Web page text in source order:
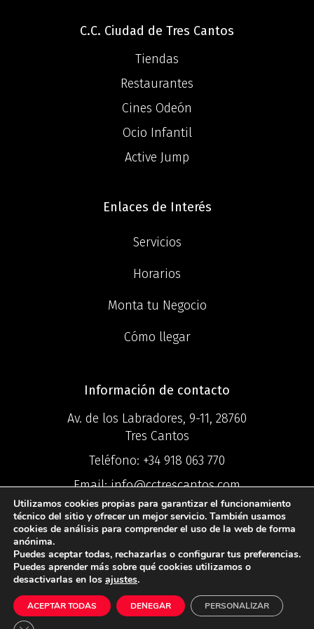
C.C. Ciudad de Tres Cantos
Tiendas
Restaurantes
Cines Odeón
Ocio Infantil
Active Jump
Enlaces de Interés
Servicios
Horarios
Monta tu Negocio
Cómo llegar
Información de contacto
Av. de los Labradores, 9-11, 28760
Tres Cantos
Teléfono: +34 918 063 770
Email:info@cctrescantos.com
©2025 Centro
Comercial Ciudad Tres Cantos ®
Política de PrivacidadIPolítica de
Utilizamos cookies propias para garantizar el funcionamiento
técnico del sitio y ofrecer un mejor servicio. También usamos
cookies de análisis para comprender el uso de la web de forma
anónima.
Puedes aceptar todas, rechazarlas o configurar tus preferencias.
Puedes aprender más sobre qué cookies utilizamos o
desactivarlas en los ajustes.
ACEPTAR TODAS DENEGAR PERSONALIZAR